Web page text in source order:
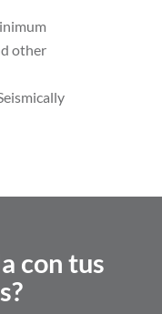
other
con tus